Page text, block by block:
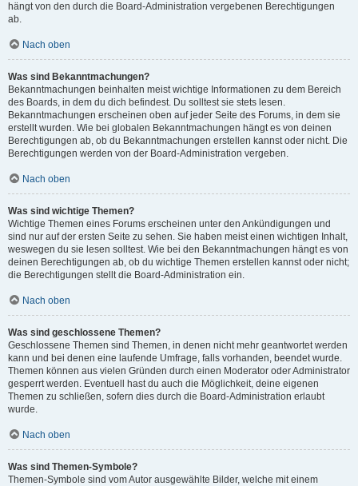
hängt von den durch die Board-Administration vergebenen Berechtigungen
ab.
Nach oben
Was sind Bekanntmachungen?
Bekanntmachungen beinhalten meist wichtige Informationen zu dem Bereich
des Boards, in dem du dich befindest. Du solltest sie stets lesen.
Bekanntmachungen erscheinen oben auf jeder Seite des Forums, in dem sie
erstellt wurden. Wie bei globalen Bekanntmachungen hängt es von deinen
Berechtigungen ab, ob du Bekanntmachungen erstellen kannst oder nicht. Die
Berechtigungen werden von der Board-Administration vergeben.
Nach oben
Was sind wichtige Themen?
Wichtige Themen eines Forums erscheinen unter den Ankündigungen und
sind nur auf der ersten Seite zu sehen. Sie haben meist einen wichtigen Inhalt,
weswegen du sie lesen solltest. Wie bei den Bekanntmachungen hängt es von
deinen Berechtigungen ab, ob du wichtige Themen erstellen kannst oder nicht;
die Berechtigungen stellt die Board-Administration ein.
Nach oben
Was sind geschlossene Themen?
Geschlossene Themen sind Themen, in denen nicht mehr geantwortet werden
kann und bei denen eine laufende Umfrage, falls vorhanden, beendet wurde.
Themen können aus vielen Gründen durch einen Moderator oder Administrator
gesperrt werden. Eventuell hast du auch die Möglichkeit, deine eigenen
Themen zu schließen, sofern dies durch die Board-Administration erlaubt
wurde.
Nach oben
Was sind Themen-Symbole?
Themen-Symbole sind vom Autor ausgewählte Bilder, welche mit einem